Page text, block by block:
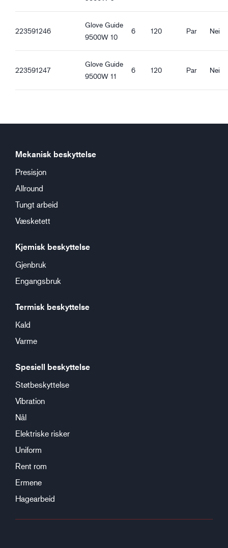
Strikket mansjett
Godt tørt grep
Godt vått grep
Godt isete grep
223591246
Glove Guide
9500W 10
6 120 Par Nei
223591247
Glove Guide
9500W 11
6 120 Par Nei
Mekanisk beskyttelse
Presisjon
Allround
Tungt arbeid
Væsketett
Kjemisk beskyttelse
Gjenbruk
Engangsbruk
Termisk beskyttelse
Kald
Varme
Spesiell beskyttelse
Støtbeskyttelse
Vibration
Nål
Elektriske risker
Uniform
Rent rom
Ermene
Hagearbeid